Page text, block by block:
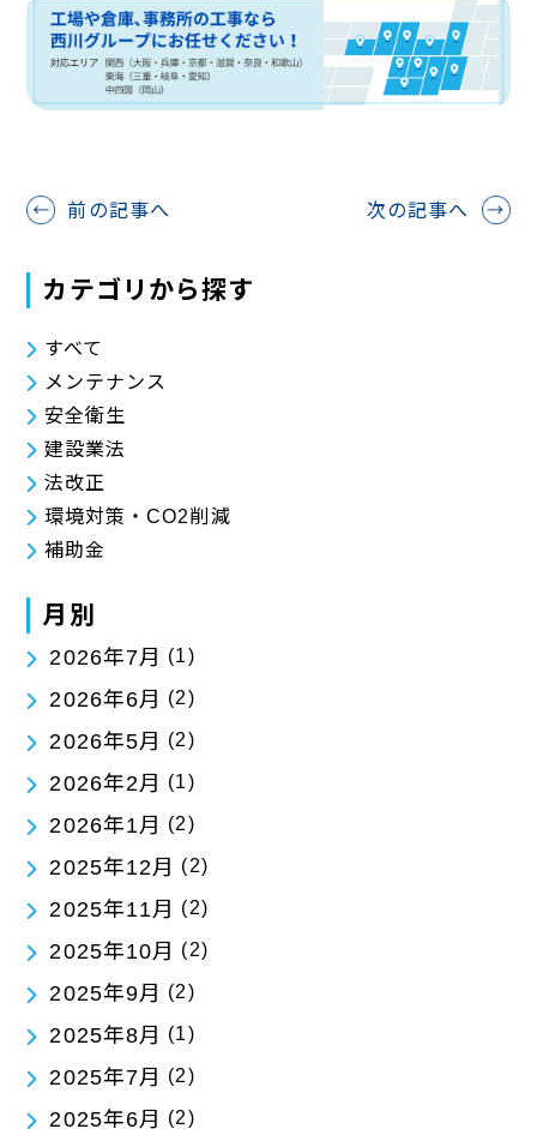
前の記事へ 次の記事へ
カテゴリから探す
すべて
メンテナンス
安全衛生
建設業法
法改正
環境対策・CO2削減
補助金
月別
2026年7月 (1)
2026年6月 (2)
2026年5月 (2)
2026年2月 (1)
2026年1月 (2)
2025年12月 (2)
2025年11月 (2)
2025年10月 (2)
2025年9月 (2)
2025年8月 (1)
2025年7月 (2)
2025年6月 (2)